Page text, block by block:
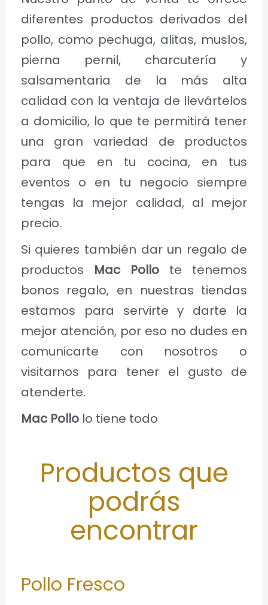
diferentes productos derivados del
pollo, como pechuga, alitas, muslos,
pierna pernil, charcutería y
salsamentaria de la más alta
calidad con la ventaja de llevártelos
a domicilio, lo que te permitirá tener
una gran variedad de productos
para que en tu cocina, en tus
eventos o en tu negocio siempre
tengas la mejor calidad, al mejor
precio.
Si quieres también dar un regalo de
productos Mac Pollo te tenemos
bonos regalo, en nuestras tiendas
estamos para servirte y darte la
mejor atención, por eso no dudes en
comunicarte con nosotros o
visitarnos para tener el gusto de
atenderte.
Mac Pollolo tiene todo
Productos que
podrás
encontrar
Pollo Fresco